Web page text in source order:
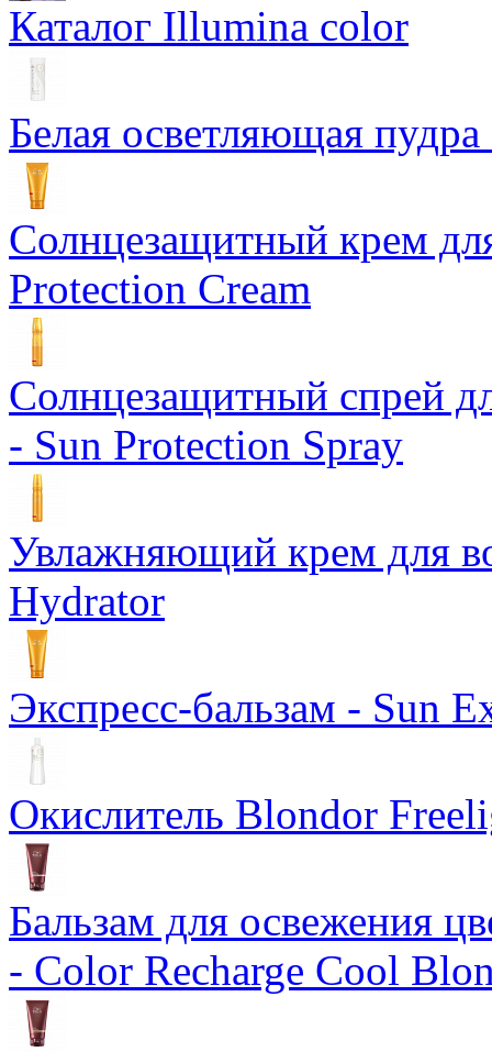
Каталог Illumina color
Белая осветляющая
Солнцезащитный крем
Protection Cream
Солнцезащитный спрей
- Sun Protection Spray
Увлажняющий крем для
Hydrator
Экспресс-бальзам - Sun
Окислитель Blondor
Бальзам для освежения
- Color Recharge Cool